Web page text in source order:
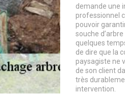
demande une
professionnel
pouvoir
souche
quelques
de dire que la
paysagiste ne
de son client
très
intervention.